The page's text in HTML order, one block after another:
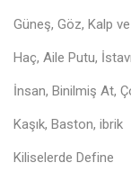
Güneş, Göz, Kalp ve
Haç, Aile Putu,
İnsan, Binilmiş At,
Kaşık, Baston, ibrik
Kiliselerde Define